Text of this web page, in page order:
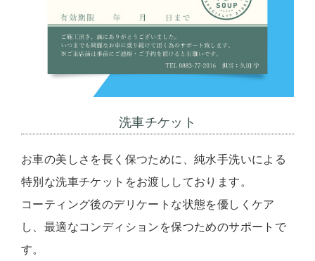
洗車チケット
お車の美しさを長く保つために、純水手洗いによる
特別な洗車チケットをお渡ししております。
コーティング後のデリケートな状態を優しくケア
し、最適なコンディションを保つためのサポートで
す。